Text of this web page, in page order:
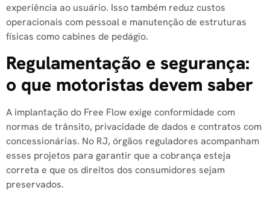
experiência ao usuário. Isso também reduz custos
operacionais com pessoal e manutenção de estruturas
físicas como cabines de pedágio.
Regulamentação e segurança:
o que motoristas devem saber
A implantação do Free Flow exige conformidade com
normas de trânsito, privacidade de dados e contratos com
concessionárias. No RJ, órgãos reguladores acompanham
esses projetos para garantir que a cobrança esteja
correta e que os direitos dos consumidores sejam
preservados.